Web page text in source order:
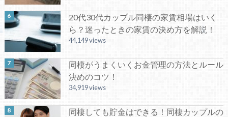
20代30代カップル同棲の家賃相場はいく
ら？迷ったときの家賃の決め方を解説！
44,149 views
同棲がうまくいくお金管理の方法とルール
決めのコツ！
34,919 views
同棲しても貯金はできる！同棲カップルの